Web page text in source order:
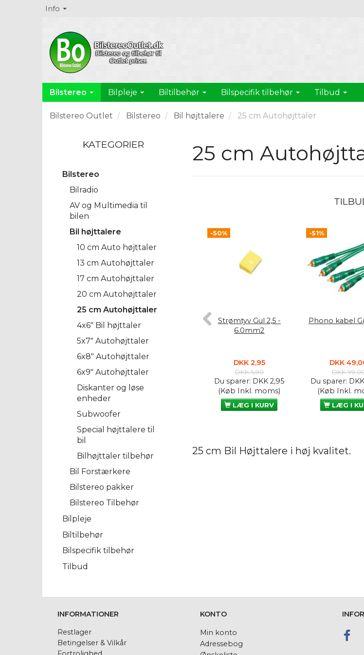
Info
Bilstereo Bilpleje Biltilbehør Bilspecifik tilbehør Tilbud
Bilstereo Outlet Bilstereo Bil højttalere 25 cm Autohøjttaler
KATEGORIER
Bilstereo
Bilradio
AV og Multimedia til
bilen
Bil højttalere
10 cm Auto højttaler
13 cm Autohøjttaler
17 cm Autohøjttaler
20 cm Autohøjttaler
25 cm Autohøjttaler
4x6" Bil højttaler
5x7" Autohøjttaler
6x8" Autohøjttaler
6x9" Autohøjttaler
Diskanter og løse
enheder
Subwoofer
Special højttalere til
bil
Bilhøjttaler tilbehør
Bil Forstærkere
Bilstereo pakker
Bilstereo Tilbehør
Bilpleje
Biltilbehør
Bilspecifik tilbehør
Tilbud
25 cm
-50%
Strømtyv Gul 2,5 -
6.0mm2
DKK 2,95
DKK 5,90
Du sparer: DKK 2,95
(Køb Inkl. moms)
LÆG I KURV
-51%
Phono kabel
DKK
DKK
Du sparer:
(Køb Inkl.
LÆG I
25 cm Bil Højttalere i høj kvalitet.
INFORMATIONER
Restlager
Betingelser & Vilkår
KONTO
Min konto
Adressebog